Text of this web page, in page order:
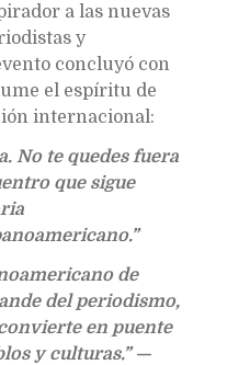
a las nuevas
y
concluyó con
el espíritu de
internacional:
No te quedes fuera
que sigue
de
del periodismo,
en puente
y culturas.” —